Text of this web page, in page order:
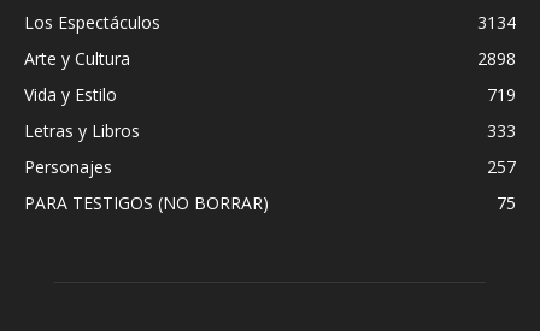
Los Espectáculos
3134
Arte y Cultura
2898
Vida y Estilo
719
Letras y Libros
333
Personajes
257
PARA TESTIGOS (NO BORRAR)
75